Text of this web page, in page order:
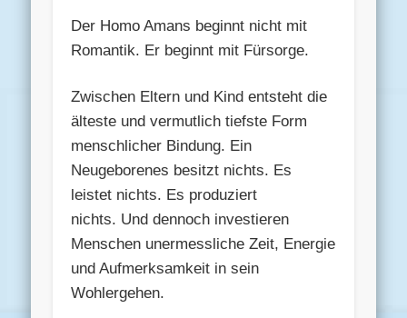
Der Homo Amans beginnt nicht mit
Romantik. Er beginnt mit Fürsorge.
Zwischen Eltern und Kind entsteht die
älteste und vermutlich tiefste Form
menschlicher Bindung. Ein
Neugeborenes besitzt nichts. Es
leistet nichts. Es produziert
nichts. Und dennoch investieren
Menschen unermessliche Zeit, Energie
und Aufmerksamkeit in sein
Wohlergehen.